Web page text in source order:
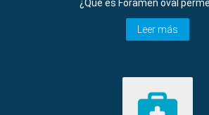
¿Qué es Foramen oval
Leer más